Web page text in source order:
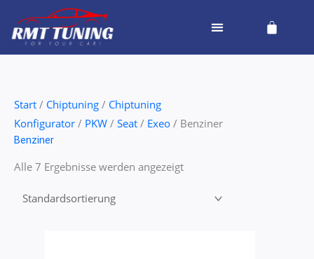
Inhalt
springen
Cart
Start / Chiptuning / Chiptuning
Konfigurator / PKW / Seat / Exeo / Benziner
Benziner
Alle 7 Ergebnisse werden angezeigt